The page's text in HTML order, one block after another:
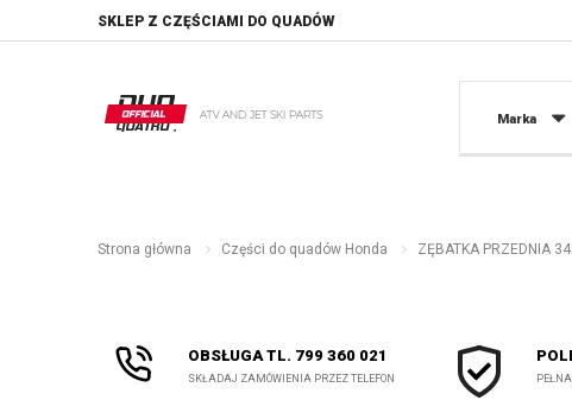
SKLEP Z CZĘŚCIAMI DO QUADÓW
Marka
Strona główna Części do quadów Honda ZĘBATKA PRZEDNIA
OBSŁUGA TL. 799 360 021
SKŁADAJ ZAMÓWIENIA PRZEZ TELEFON